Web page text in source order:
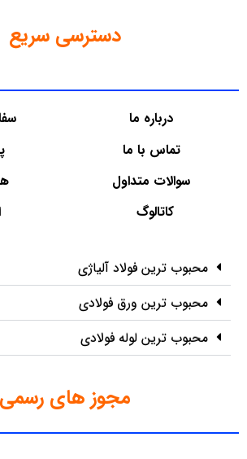
دسترسی سریع
درباره ما
تماس با ما
سوالات متداول
کاتالوگ
محبوب ترین فولاد آلیاژی
محبوب ترین ورق فولادی
محبوب ترین لوله فولادی
مجوز های رسمی